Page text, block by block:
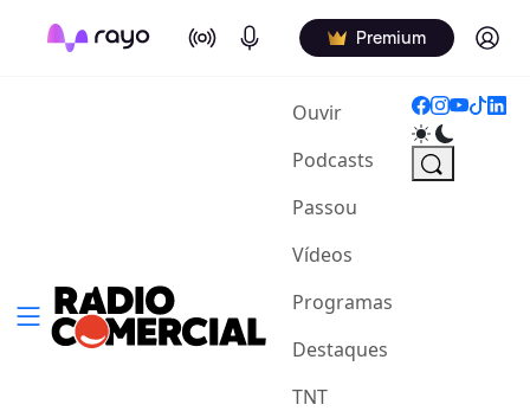
On Air Podcasts Premium Log in
Ouvir(current)
Podcasts
Passou
Vídeos
Programas
Destaques
TNT